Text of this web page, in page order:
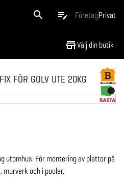
FöretagPrivat
Välj din butik
FÖR GOLV UTE 20KG
utomhus. För montering av plattor på
och i pooler.